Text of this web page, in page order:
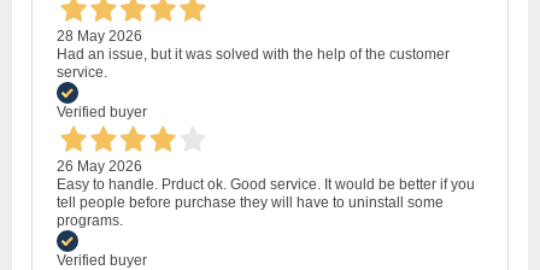
28 May 2026
Had an issue, but it was solved with the help of the customer
service.
Verified buyer
26 May 2026
Easy to handle. Prduct ok. Good service. It would be better if you
tell people before purchase they will have to uninstall some
programs.
Verified buyer